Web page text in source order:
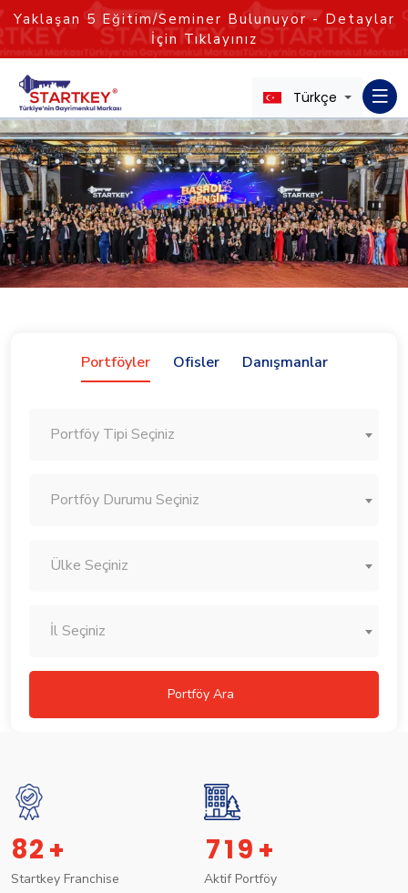
Yaklaşan5 Eğitim/Seminer Bulunuyor - Detaylar
İçin Tıklayınız
Türkçe
Portföyler Ofisler Danışmanlar
Portföy Tipi Seçiniz
Portföy Durumu Seçiniz
Ülke Seçiniz
İl Seçiniz
Portföy Ara
82 +
Startkey Franchise
719 +
Aktif Portföy